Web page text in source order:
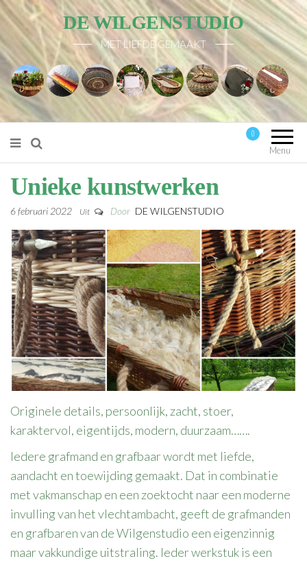
DE WILGENSTUDIO
MET LIEFDE GEMAAKT
Menu
0
Unieke kunstwerken
6 februari 2022 Uit Door DE WILGENSTUDIO
Originele details, persoonlijk, zacht, stoer,
karaktervol, eigentijds, modern, duurzaam…….
Iedere grafmand en grafbaar wordt met liefde,
aandacht en toewijding gemaakt. Dat in combinatie
met vakmanschap en een zoektocht naar een moderne
invulling van het vlechtambacht, geeft de grafmanden
en grafbaren van de Wilgenstudio een eigenzinnig
maar vakkundige uitstraling. Ieder werkstuk is een